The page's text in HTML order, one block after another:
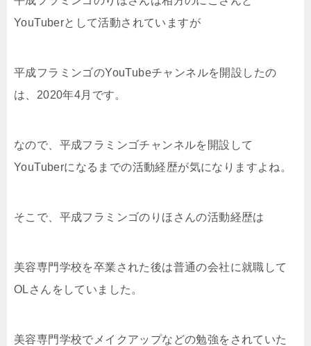
YouTuberとして活動されていますが
平成フラミンゴのYouTubeチャンネルを開設したの
は、2020年4月です。
なので、平成フラミンゴチャンネルを開設して
YouTuberになるまでの活動経歴が気になりますよね。
そこで、平成フラミンゴのりほさんの活動経歴は
美容専門学校を卒業された後は普通の会社に就職して
OLさんをしていました。
美容専門学校でメイクアップなどの勉強をされていた